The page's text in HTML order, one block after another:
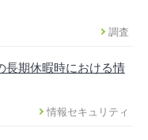
調査
長期休暇時における情
情報セキュリティ